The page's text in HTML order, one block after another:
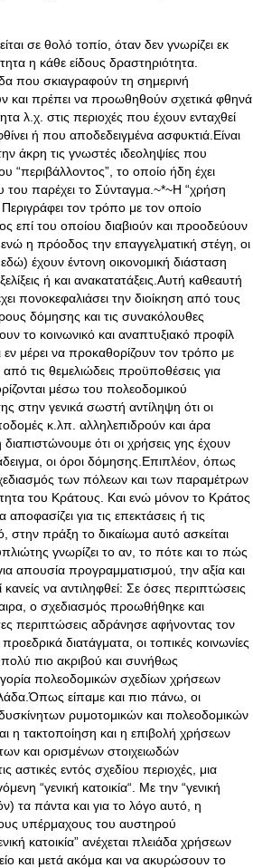
σε θολό τοπίο, όταν δεν γνωρίζει εκ
η κάθε είδους δραστηριότητα.
που σκιαγραφούν τη σημερινή
πρέπει να προωθηθούν σχετικά φθηνά
λ.χ. στις περιοχές που έχουν ενταχθεί
ή που αποδεδειγμένα ασφυκτιά.Είναι
άκρη τις γνωστές ιδεοληψίες που
το οποίο ήδη έχει
παρέχει το Σύνταγμα.~*~Η “χρήση
Περιγράφει τον τρόπο με τον οποίο
επί του οποίου διαβιούν και προοδεύουν
η πρόοδος την επαγγελματική στέγη, οι
έχουν έντονη οικονομική διάσταση
ή και ανακατατάξεις.Αυτή καθεαυτή
πονοκεφαλιάσει την διοίκηση από τους
δόμησης και τις συνακόλουθες
το κοινωνικό και αναπτυξιακό προφίλ
μέρει να προκαθορίζουν τον τρόπο με
τις θεμελιώδεις προϋποθέσεις για
μέσω του πολεοδομικού
στην γενικά σωστή αντίληψη ότι οι
κ.λπ. αλληλεπιδρούν και άρα
ότι οι χρήσεις γης έχουν
οι όροι δόμησης.Επιπλέον, όπως
των πόλεων και των παραμέτρων
του Κράτους. Και ενώ μόνον το Κράτος
για τις επεκτάσεις ή τις
στην πράξη το δικαίωμα αυτό ασκείται
γνωρίζει το αν, το πότε και το πώς
απουσία προγραμματισμού, την αξία και
να αντιληφθεί: Σε όσες περιπτώσεις
ο σχεδιασμός προωθήθηκε και
περιπτώσεις αδράνησε αφήνοντας τον
διατάγματα, οι τοπικές κοινωνίες
πιο ακριβού και συνήθως
πολεοδομικών σχεδίων χρήσεων
είπαμε και πιο πάνω, οι
ρυμοτομικών και πολεοδομικών
η τακτοποίηση και η επιβολή χρήσεων
και ορισμένων στοιχειωδών
εντός σχεδίου περιοχές, μια
“γενική κατοικία“. Με την “γενική
τα πάντα και για το λόγο αυτό, η
υπέρμαχους του αυστηρού
κατοικία” ανέχεται πλειάδα χρήσεων
και μετά ακόμα και να ακυρώσουν το